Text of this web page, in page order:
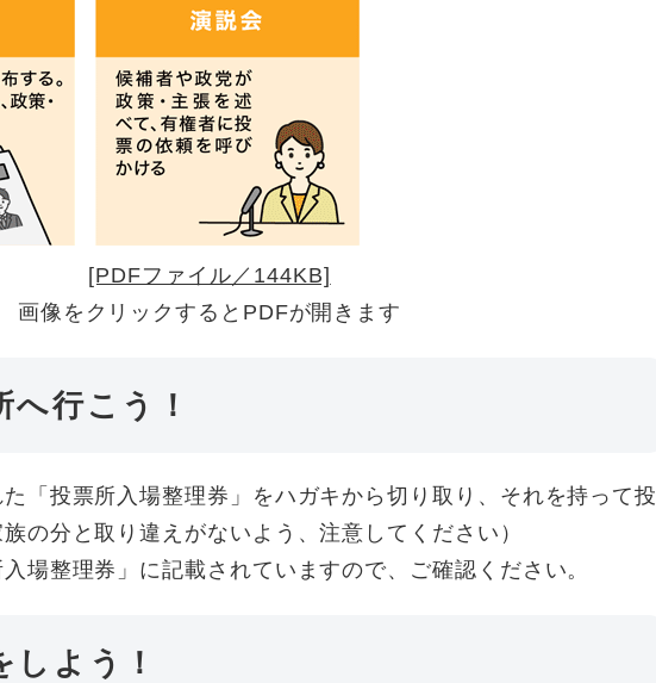
[PDFファイル／144KB]
画像をクリックするとPDFが開きます
行こう！
「投票所入場整理券」をハガキから切り取り、それを持って投
の分と取り違えがないよう、注意してください）
場整理券」に記載されていますので、ご確認ください。
よう！